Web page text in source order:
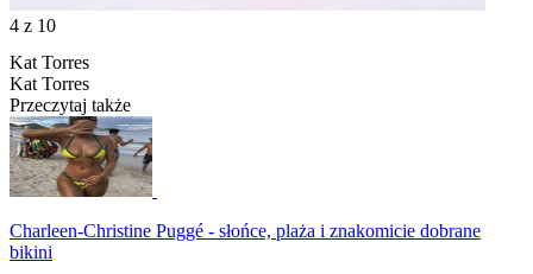
4 z 10
Kat Torres
Kat Torres
Przeczytaj także
Charleen-Christine Puggé - słońce, plaża i znakomicie dobrane
bikini